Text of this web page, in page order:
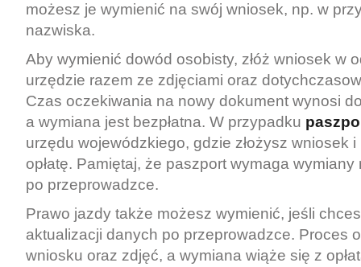
możesz je wymienić na swój wniosek, np. w
nazwiska.
Aby wymienić dowód osobisty, złóż wniosek w
urzędzie razem ze zdjęciami oraz
Czas oczekiwania na nowy dokument wynosi
a wymiana jest bezpłatna. W przypadku
urzędu wojewódzkiego, gdzie złożysz wniosek
opłatę. Pamiętaj, że paszport wymaga
po przeprowadzce.
Prawo jazdy także możesz wymienić, jeśli
aktualizacji danych po przeprowadzce. Proces
wniosku oraz zdjęć, a wymiana wiąże się z